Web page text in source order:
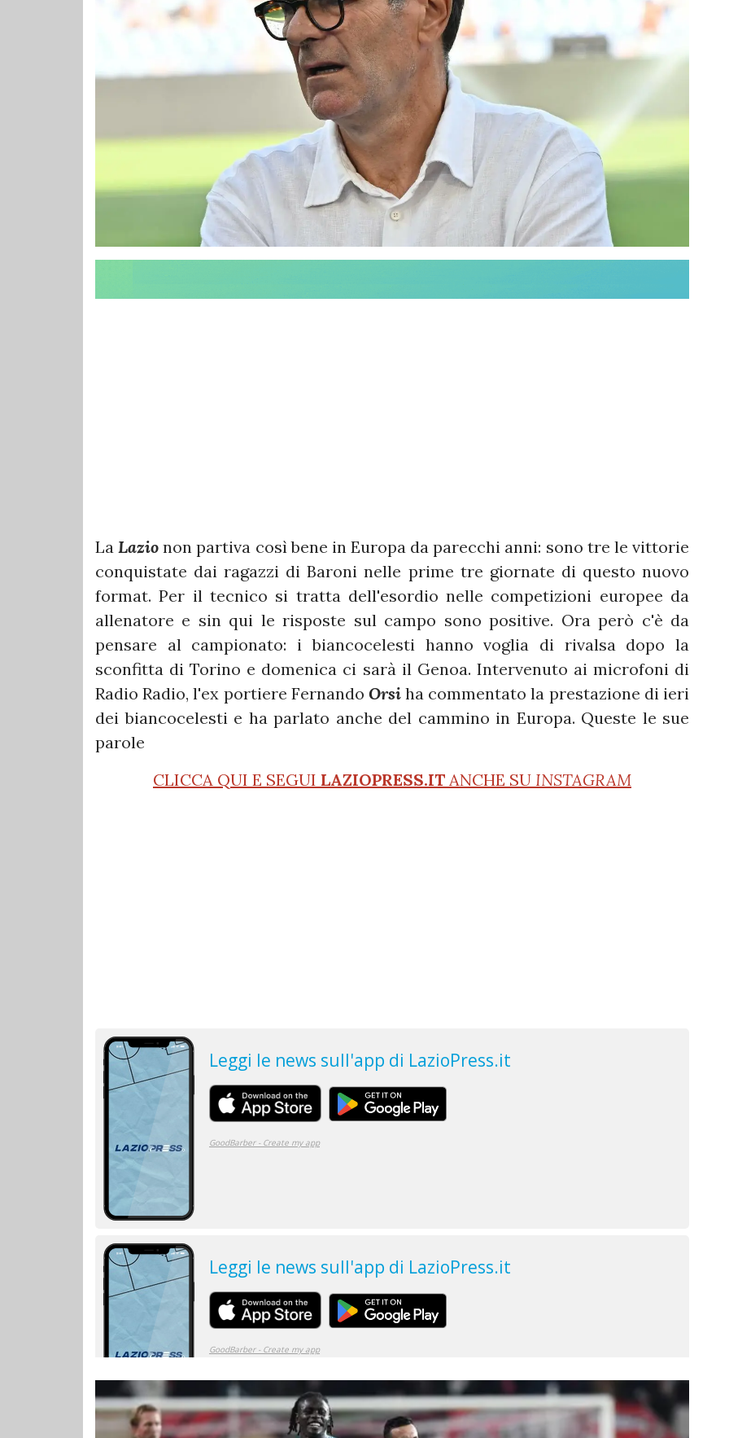
LaLazio non partiva così bene in Europa da parecchi anni: sono tre le vittorie
conquistate dai ragazzi di Baroni nelle prime tre giornate di questo nuovo
format. Per il tecnico si tratta dell'esordio nelle competizioni europee da
allenatore e sin qui le risposte sul campo sono positive. Ora però c'è da
pensare al campionato: i biancocelesti hanno voglia di rivalsa dopo la
sconfitta di Torino e domenica ci sarà il Genoa. Intervenuto ai microfoni di
Radio Radio, l'ex portiere Fernando Orsiha commentato la prestazione di ieri
dei biancocelesti e ha parlato anche del cammino in Europa. Queste le sue
parole
CLICCA QUI E SEGUI LAZIOPRESS.IT ANCHE SU INSTAGRAM